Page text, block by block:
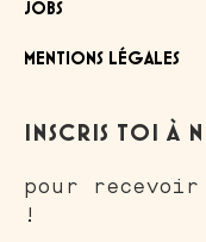
JOBS
MENTIONS LÉGALES
INSCRIS TOI À
pour
!